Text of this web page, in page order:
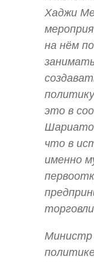
Хаджи
на нём
это в
что в
именно
Министр